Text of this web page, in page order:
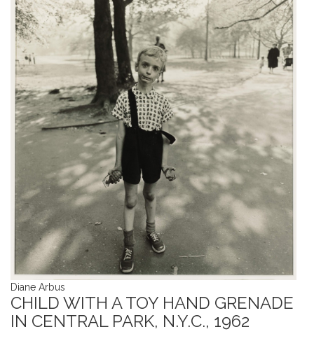
Diane Arbus
CHILD WITH A TOY HAND GRENADE
IN CENTRAL PARK, N.Y.C., 1962